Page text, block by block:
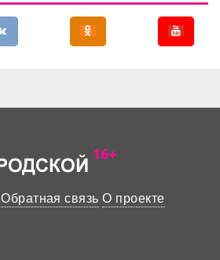
Обратная связь О проекте